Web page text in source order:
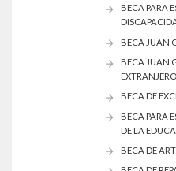
BECA PARA
BECA JUAN
BECA JUAN
BECA DE
BECA PARA
DE LA
BECA DE